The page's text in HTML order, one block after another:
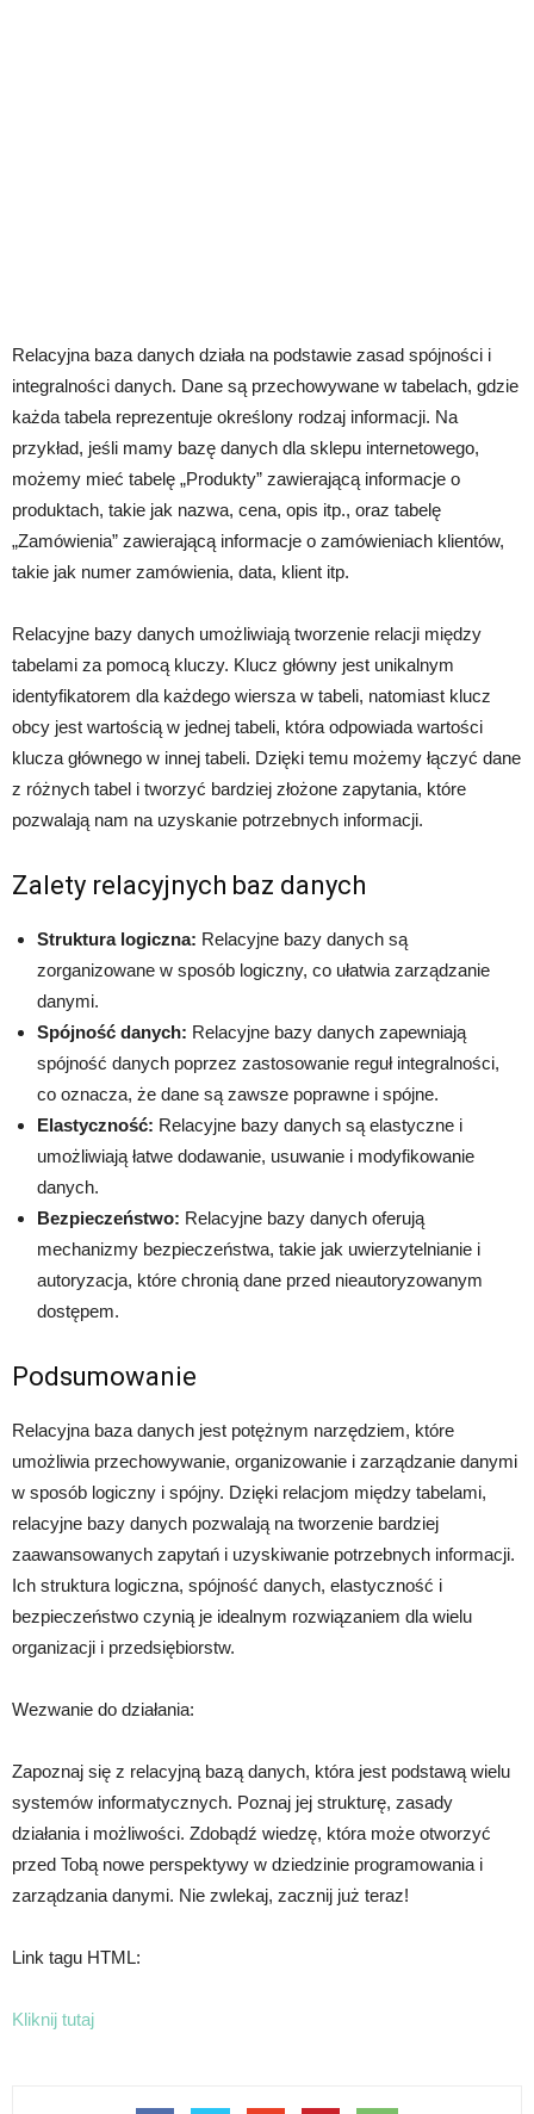
Relacyjna baza danych działa na podstawie zasad spójności i
integralności danych. Dane są przechowywane w tabelach, gdzie
każda tabela reprezentuje określony rodzaj informacji. Na
przykład, jeśli mamy bazę danych dla sklepu internetowego,
możemy mieć tabelę „Produkty” zawierającą informacje o
produktach, takie jak nazwa, cena, opis itp., oraz tabelę
„Zamówienia” zawierającą informacje o zamówieniach klientów,
takie jak numer zamówienia, data, klient itp.
Relacyjne bazy danych umożliwiają tworzenie relacji między
tabelami za pomocą kluczy. Klucz główny jest unikalnym
identyfikatorem dla każdego wiersza w tabeli, natomiast klucz
obcy jest wartością w jednej tabeli, która odpowiada wartości
klucza głównego w innej tabeli. Dzięki temu możemy łączyć dane
z różnych tabel i tworzyć bardziej złożone zapytania, które
pozwalają nam na uzyskanie potrzebnych informacji.
Zalety relacyjnych baz danych
Struktura logiczna: Relacyjne bazy danych są
zorganizowane w sposób logiczny, co ułatwia zarządzanie
danymi.
Spójność danych: Relacyjne bazy danych zapewniają
spójność danych poprzez zastosowanie reguł integralności,
co oznacza, że dane są zawsze poprawne i spójne.
Elastyczność: Relacyjne bazy danych są elastyczne i
umożliwiają łatwe dodawanie, usuwanie i modyfikowanie
danych.
Bezpieczeństwo: Relacyjne bazy danych oferują
mechanizmy bezpieczeństwa, takie jak uwierzytelnianie i
autoryzacja, które chronią dane przed nieautoryzowanym
dostępem.
Podsumowanie
Relacyjna baza danych jest potężnym narzędziem, które
umożliwia przechowywanie, organizowanie i zarządzanie danymi
w sposób logiczny i spójny. Dzięki relacjom między tabelami,
relacyjne bazy danych pozwalają na tworzenie bardziej
zaawansowanych zapytań i uzyskiwanie potrzebnych informacji.
Ich struktura logiczna, spójność danych, elastyczność i
bezpieczeństwo czynią je idealnym rozwiązaniem dla wielu
organizacji i przedsiębiorstw.
Wezwanie do działania:
Zapoznaj się z relacyjną bazą danych, która jest podstawą wielu
systemów informatycznych. Poznaj jej strukturę, zasady
działania i możliwości. Zdobądź wiedzę, która może otworzyć
przed Tobą nowe perspektywy w dziedzinie programowania i
zarządzania danymi. Nie zwlekaj, zacznij już teraz!
Link tagu HTML:
Kliknij tutaj